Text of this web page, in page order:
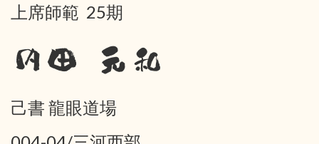
上席師範 25期
内田 元和
己書 龍眼道場